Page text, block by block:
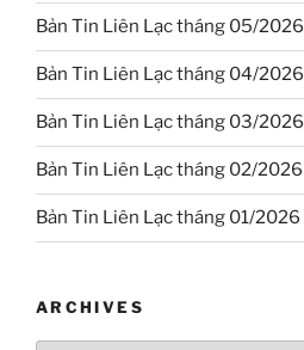
Bản Tin Liên Lạc tháng 05/2026
Bản Tin Liên Lạc tháng 04/2026
Bản Tin Liên Lạc tháng 03/2026
Bản Tin Liên Lạc tháng 02/2026
Bản Tin Liên Lạc tháng 01/2026
ARCHIVES